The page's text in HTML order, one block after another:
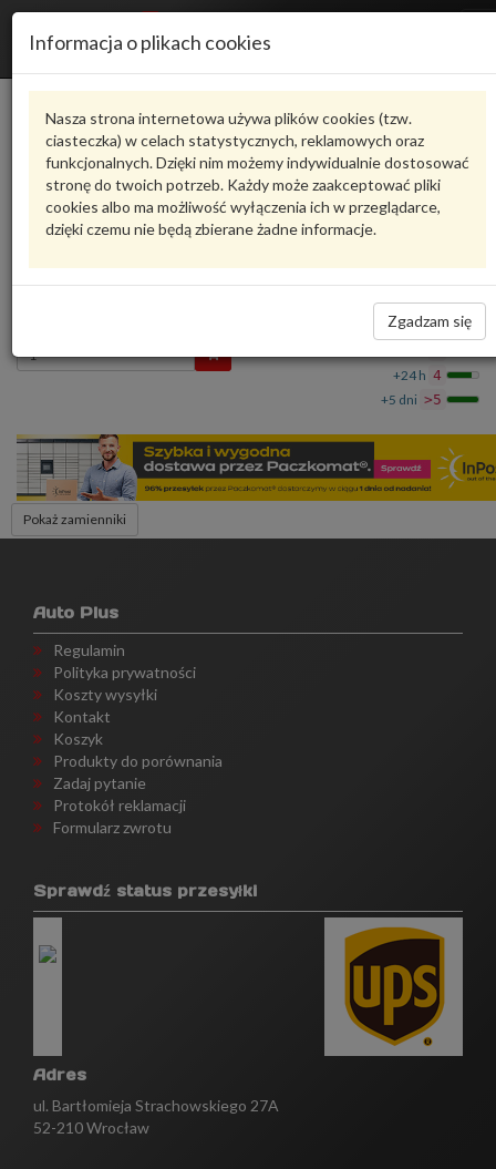
Informacja o plikach cookies
Nasza strona internetowa używa plików cookies (tzw.
ciasteczka) w celach statystycznych, reklamowych oraz
funkcjonalnych. Dzięki nim możemy indywidualnie dostosować
stronę do twoich potrzeb. Każdy może zaakceptować pliki
cookies albo ma możliwość wyłączenia ich w przeglądarce,
dzięki czemu nie będą zbierane żadne informacje.
Zgadzam się
Karta produktu
6R6827469DULMVAG
VAG - produkt oryginalny VW AUDI SEAT SKODA
Popychacz mikroprzełącznika chrom.błyszc
6R6827469DULM VAG
ilość
Dostępność
+24 h 4
+5 dni >5
Pokaż zamienniki
Auto Plus
Regulamin
Polityka prywatności
Koszty wysyłki
Kontakt
Koszyk
Produkty do porównania
Zadaj pytanie
Protokół reklamacji
Formularz zwrotu
Sprawdź status przesyłki
Adres
ul. Bartłomieja Strachowskiego 27A
52-210 Wrocław